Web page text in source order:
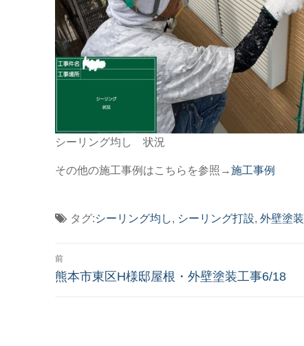
シーリング均し 状況
その他の施工事例はこちらを参照→施工事例
タグ:シーリング均し, シーリング打設, 外壁塗装
投
稿
前
前
熊本市東区H様邸屋根・外壁塗装工事6/18